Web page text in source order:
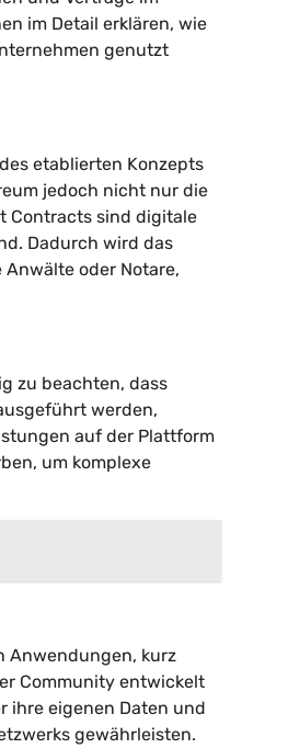
im Detail erklären, wie
genutzt
etablierten Konzepts
jedoch nicht nur die
Contracts sind digitale
Dadurch wird das
oder Notare,
zu beachten, dass
werden,
auf der Plattform
um komplexe
Anwendungen, kurz
Community entwickelt
ihre eigenen Daten und
gewährleisten.